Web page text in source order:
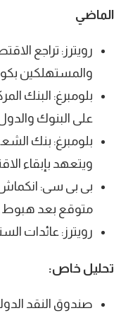
الماضي
رويترز: تراجع
والمستهلكين
بلومبرغ: البنك
على البنوك
بلومبرغ: بنك
ويتعهد بإبقاء
بى بى سى: انكماش
متوقع بعد هبوط
رويترز: عائدات
تحليل خاص:
صندوق النقد